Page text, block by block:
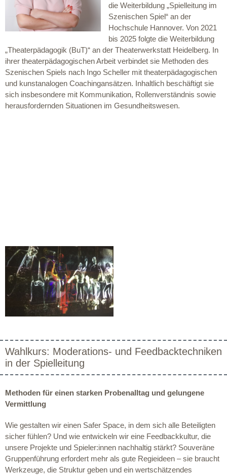
die Weiterbildung „Spielleitung im
Szenischen Spiel“ an der
Hochschule Hannover. Von 2021
bis 2025 folgte die Weiterbildung
„Theaterpädagogik (BuT)“ an der Theaterwerkstatt Heidelberg. In
ihrer theaterpädagogischen Arbeit verbindet sie Methoden des
Szenischen Spiels nach Ingo Scheller mit theaterpädagogischen
und kunstanalogen Coachingansätzen. Inhaltlich beschäftigt sie
sich insbesondere mit Kommunikation, Rollenverständnis sowie
herausfordernden Situationen im Gesundheitswesen.
Wahlkurs: Moderations- und Feedbacktechniken
in der Spielleitung
Methoden für einen starken Probenalltag und gelungene
Vermittlung
Wie gestalten wir einen Safer Space, in dem sich alle Beteiligten
sicher fühlen? Und wie entwickeln wir eine Feedbackkultur, die
unsere Projekte und Spieler:innen nachhaltig stärkt? Souveräne
Gruppenführung erfordert mehr als gute Regieideen – sie braucht
Werkzeuge, die Struktur geben und ein wertschätzendes